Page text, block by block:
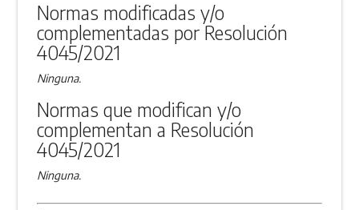
Normas modificadas y/o
complementadas por Resolución
4045/2021
Ninguna.
Normas que modifican y/o
complementan a Resolución
4045/2021
Ninguna.